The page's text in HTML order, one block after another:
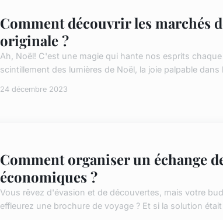
Comment découvrir les marchés
originale ?
Ah, Noël! C'est une magie qui hante nos esprits
scintillement des lumières de Noël, la joie palpable
24 décembre 2023
Comment organiser un échange
économiques ?
Vous rêvez d'évasion et de découvertes, mais votre
effleurez une brochure de voyage ? Et si la solution